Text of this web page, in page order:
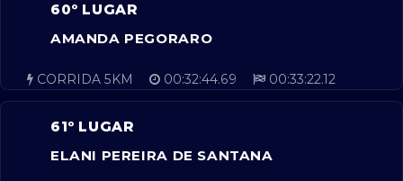
60º LUGAR
AMANDA PEGORARO
CORRIDA 5KM 00:32:44.69 00:33:22.12
61º LUGAR
ELANI PEREIRA DE SANTANA